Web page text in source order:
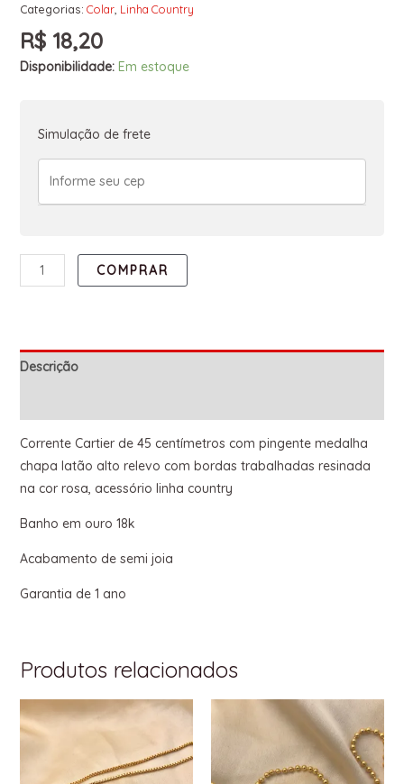
Categorias: Colar, Linha Country
R$18,20
Disponibilidade: Em estoque
Simulação de frete
COMPRAR
Descrição
Corrente Cartier de 45 centímetros com pingente medalha
chapa latão alto relevo com bordas trabalhadas resinada
na cor rosa, acessório linha country
Banho em ouro 18k
Acabamento de semi joia
Garantia de 1 ano
Produtos relacionados